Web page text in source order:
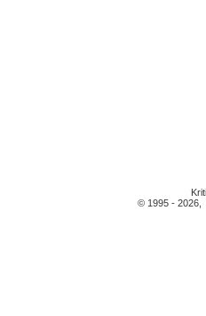
© 1995 - 2026,